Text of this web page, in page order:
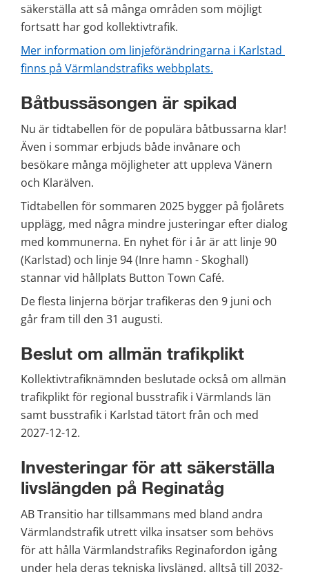
säkerställa att så många områden som möjligt
fortsatt har god kollektivtrafik.
Mer information om linjeförändringarna i Karlstad
finns på Värmlandstrafiks webbplats.
Båtbussäsongen är spikad
Nu är tidtabellen för de populära båtbussarna klar!
Även i sommar erbjuds både invånare och
besökare många möjligheter att uppleva Vänern
och Klarälven.
Tidtabellen för sommaren 2025 bygger på fjolårets
upplägg, med några mindre justeringar efter dialog
med kommunerna. En nyhet för i år är att linje 90
(Karlstad) och linje 94 (Inre hamn - Skoghall)
stannar vid hållplats Button Town Café.
De flesta linjerna börjar trafikeras den 9 juni och
går fram till den 31 augusti.
Beslut om allmän trafikplikt
Kollektivtrafiknämnden beslutade också om allmän
trafikplikt för regional busstrafik i Värmlands län
samt busstrafik i Karlstad tätort från och med
2027-12-12.
Investeringar för att säkerställa
livslängden på Reginatåg
AB Transitio har tillsammans med bland andra
Värmlandstrafik utrett vilka insatser som behövs
för att hålla Värmlandstrafiks Reginafordon igång
under hela deras tekniska livslängd, alltså till 2032-